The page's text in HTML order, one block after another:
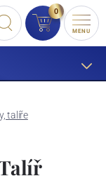
0
MENU
talíře